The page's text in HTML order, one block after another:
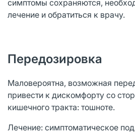
симптомы сохраняются,
лечение и обратиться к врачу.
Передозировка
Маловероятна, возможная
привести к дискомфорту со
кишечного тракта: тошноте.
Лечение: симптоматическое